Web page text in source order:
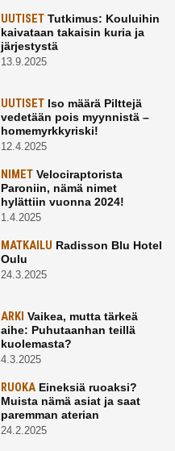
UUTISETTutkimus: Kouluihin
kaivataan takaisin kuria ja
järjestystä
13.9.2025
UUTISETIso määrä Pilttejä
vedetään pois myynnistä –
homemyrkkyriski!
12.4.2025
NIMETVelociraptorista
Paroniin, nämä nimet
hylättiin vuonna 2024!
1.4.2025
MATKAILU Radisson Blu Hotel
Oulu
24.3.2025
ARKI Vaikea, mutta tärkeä
aihe: Puhutaanhan teillä
kuolemasta?
4.3.2025
RUOKAEineksiä ruoaksi?
Muista nämä asiat ja saat
paremman aterian
24.2.2025